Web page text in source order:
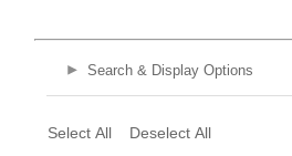
Search & Display Options
Select All Deselect All